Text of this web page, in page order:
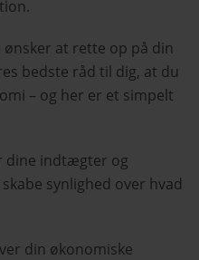
at rette op på din
bedste råd til dig, at du
– og her er et simpelt
dine indtægter og
synlighed over hvad
din økonomiske